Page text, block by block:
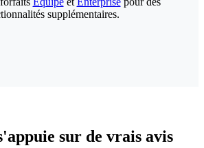
supplémentaires.
sur de vrais avis